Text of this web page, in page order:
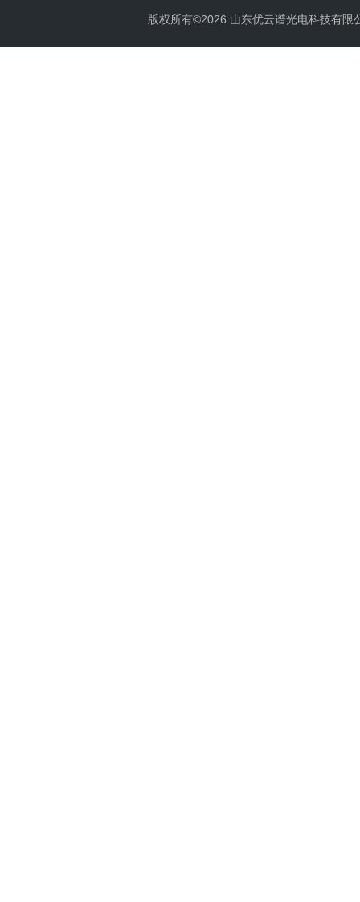
版权所有©2026 山东优云谱光电科技有